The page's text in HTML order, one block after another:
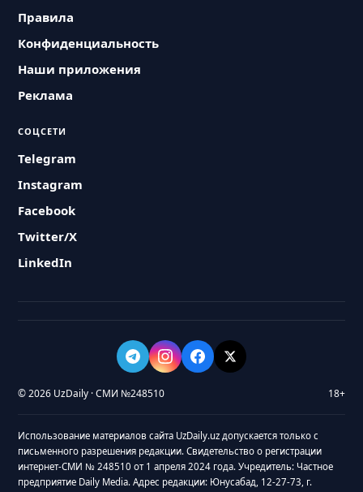
Правила
Конфиденциальность
Наши приложения
Реклама
СОЦСЕТИ
Telegram
Instagram
Facebook
Twitter/X
LinkedIn
© 2026 UzDaily · СМИ №248510 18+
Использование материалов сайта UzDaily.uz допускается только с
письменного разрешения редакции. Свидетельство о регистрации
интернет-СМИ № 248510 от 1 апреля 2024 года. Учредитель: Частное
предприятие Daily Media. Адрес редакции: Юнусабад, 12-27-73, г.